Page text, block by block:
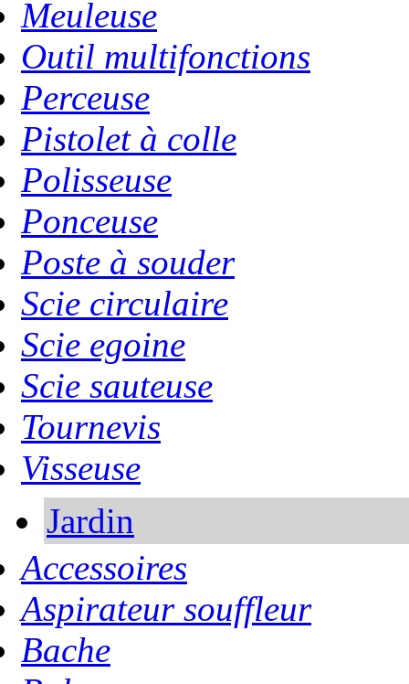
Meuleuse
Outil multifonctions
Perceuse
Pistolet à colle
Polisseuse
Ponceuse
Poste à souder
Scie circulaire
Scie egoine
Scie sauteuse
Tournevis
Visseuse
Jardin
Accessoires
Aspirateur souffleur
Bache